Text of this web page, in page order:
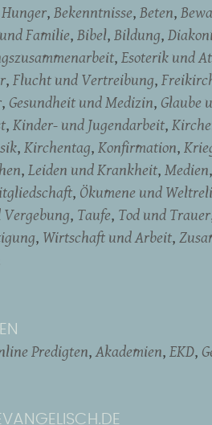
Bekenntnisse Beten
Familie Bibel Bildung
Esoterik und
Flucht und Vertreibung
Gesundheit und Medizin Glaube
Kinder- und Jugendarbeit
Kirchentag Konfirmation
Leiden und Krankheit Medien
Ökumene und
Taufe Tod und Trauer
Wirtschaft und Arbeit
Predigten Akademien EKD